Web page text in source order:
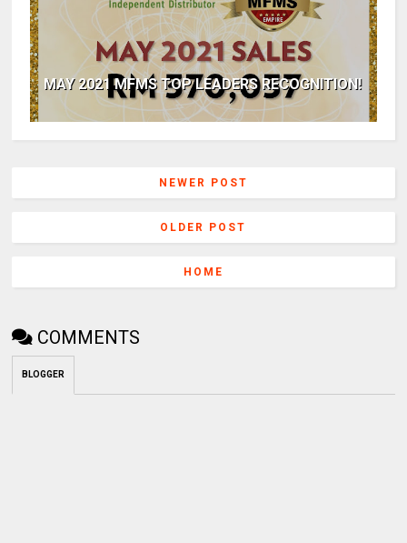
MAY 2021 MFMS TOP LEADERS RECOGNITION!
NEWER POST
OLDER POST
HOME
COMMENTS
BLOGGER